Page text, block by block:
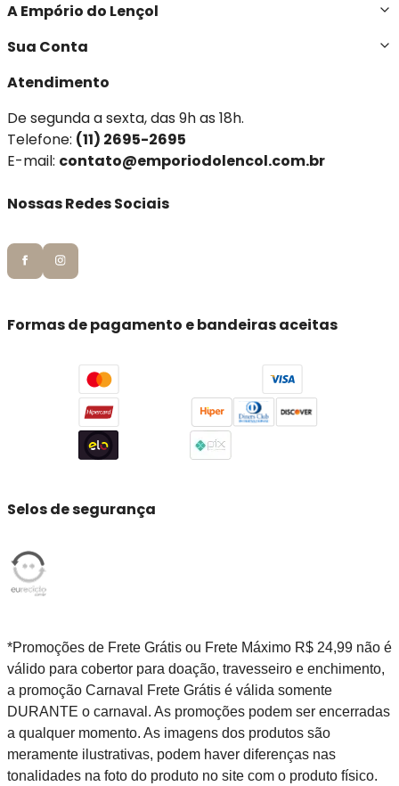
A Empório do Lençol
Sua Conta
Atendimento
De segunda a sexta, das 9h as 18h.
Telefone: (11) 2695-2695
E-mail: contato@emporiodolencol.com.br
Nossas Redes Sociais
Formas de pagamento e bandeiras aceitas
Selos de segurança
*Promoções de Frete Grátis ou Frete Máximo R$ 24,99 não é
válido para cobertor para doação, travesseiro e enchimento,
a promoção Carnaval Frete Grátis é válida somente
DURANTE o carnaval. As promoções podem ser encerradas
a qualquer momento. As imagens dos produtos são
meramente ilustrativas, podem haver diferenças nas
tonalidades na foto do produto no site com o produto físico.